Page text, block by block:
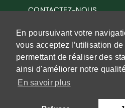
CONTACTEZ-NOUS
RECRUTEMENT
MENTIONS LÉGALES
En poursuivant votre
vous acceptez l’utilisation
permettant de réaliser des
ainsi d'améliorer notre
En savoir plus